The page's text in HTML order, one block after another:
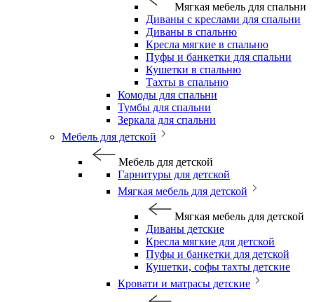
Мягкая мебель для спальни
Диваны с креслами для спальни
Диваны в спальню
Кресла мягкие в спальню
Пуфы и банкетки для спальни
Кушетки в спальню
Тахты в спальню
Комоды для спальни
Тумбы для спальни
Зеркала для спальни
Мебель для детской
Мебель для детской
Гарнитуры для детской
Мягкая мебель для детской
Мягкая мебель для детской
Диваны детские
Кресла мягкие для детской
Пуфы и банкетки для детской
Кушетки, софы тахты детские
Кровати и матрасы детские